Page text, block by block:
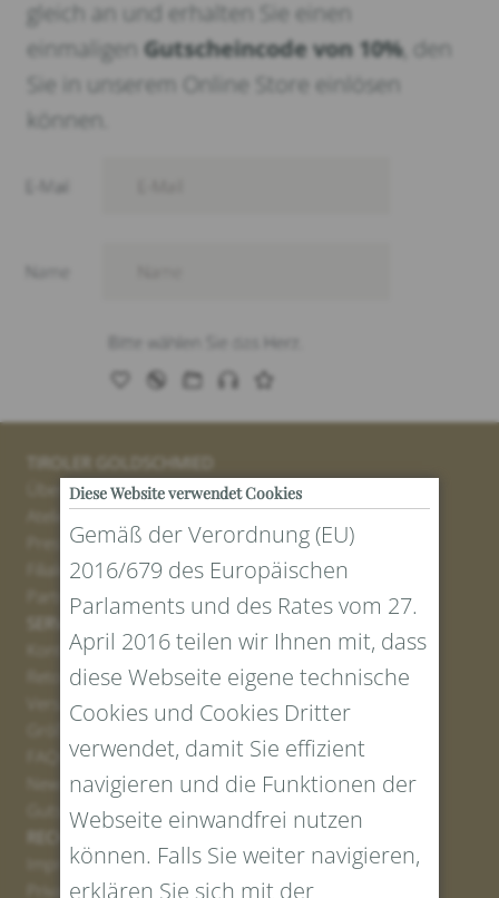
gleich an und erhalten Sie einen
einmaligen Gutscheincode von 10%, den
Sie in unserem Online Store einlösen
können.
TIROLER GOLDSCHMIED
Über uns
Atelier
Presse
Filialen
Partner
SERVICE
Kontakt
Retourenportal
Versand
Newsletter Anmelden
Gutschein erstellen
RECHTLICHES UND DATENSCHUTZ
Impressum
Privacy Policy
Diese Website verwendet Cookies
Gemäß der Verordnung (EU)
2016/679 des Europäischen
Parlaments und des Rates vom 27.
April 2016 teilen wir Ihnen mit, dass
diese Webseite eigene technische
Cookies und Cookies Dritter
verwendet, damit Sie effizient
navigieren und die Funktionen der
Webseite einwandfrei nutzen
können. Falls Sie weiter navigieren,
erklären Sie sich mit der